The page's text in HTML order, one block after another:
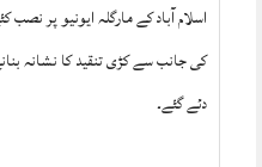
اسلام آباد کے مارگلہ ایونیو پر
کی جانب سے کڑی تنقید کا نشانہ
دئے گئے۔